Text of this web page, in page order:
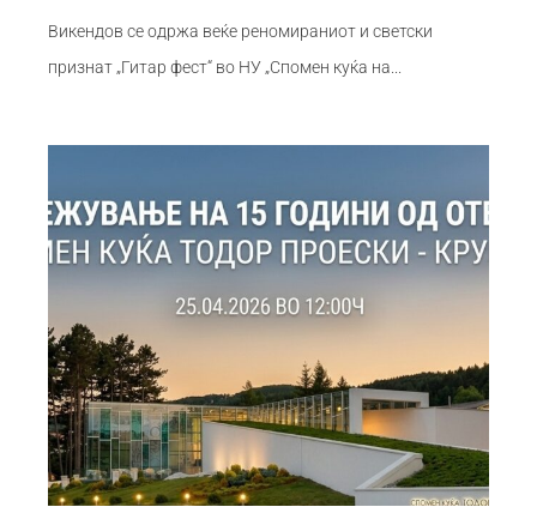
Викендов се одржа веќе реномираниот и светски
признат „Гитар фест“ во НУ „Спомен куќа на...